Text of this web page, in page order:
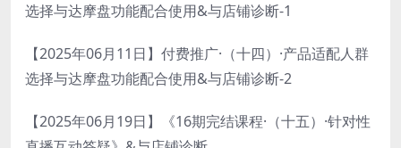
选择与达摩盘功能配合使用&与店铺诊断-1
【2025年06月11日】付费推广·（十四）·产品适配人群
选择与达摩盘功能配合使用&与店铺诊断-2
【2025年06月19日】《16期完结课程·（十五）·针对性